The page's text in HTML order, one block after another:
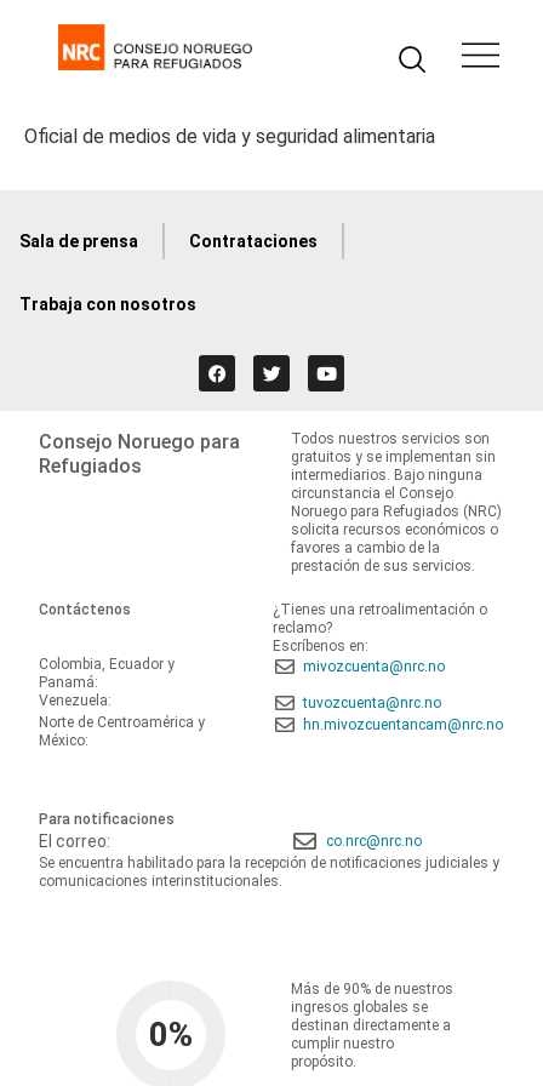
Oficial de medios de vida y seguridad alimentaria
Sala de prensa Contrataciones
Trabaja con nosotros
Consejo Noruego para
Refugiados
Todos nuestros servicios son
gratuitos y se implementan sin
intermediarios. Bajo ninguna
circunstancia el Consejo
Noruego para Refugiados (NRC)
solicita recursos económicos o
favores a cambio de la
prestación de sus servicios.
Contáctenos
¿Tienes una retroalimentación o
reclamo?
Escríbenos en:
Colombia, Ecuador y
Panamá:
mivozcuenta@nrc.no
Venezuela:
tuvozcuenta@nrc.no
Norte de Centroamérica y
México:
hn.mivozcuentancam@nrc.no
Para notificaciones
El correo:
co.nrc@nrc.no
Se encuentra habilitado para la recepción de notificaciones judiciales y
comunicaciones interinstitucionales.
0%
Más de 90% de nuestros
ingresos globales se
destinan directamente a
cumplir nuestro
propósito.